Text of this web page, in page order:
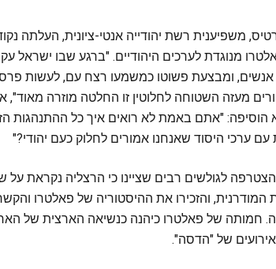
משפיענית רשת יהודייה אנטי-ציונית, העלתה
מנוגדת לערכים היהודיים. "ברגע שבו ישראל
אנשים, ומבצעת פשוטו כמשמעו רצח עם, לעשות
מעזה השטוחה לחלוטין זו החלטה מוזרה
הוסיפה: "אתם באמת לא רואים איך כל ההתנהגות
עם ערכי היסוד שאנחנו אמורים לחלוק כעם יהודי?"
לגולשים רבים שציינו כי הרצליה נקראת על
המודרנית, והזכירו את ההיסטוריה של פאלטרו
של "הדסה".